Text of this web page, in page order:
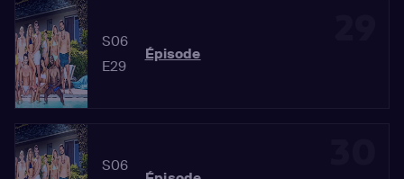
S06
E29
Épisode
S06